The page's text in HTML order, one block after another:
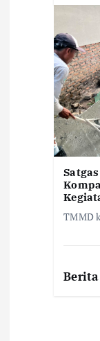
TMMD